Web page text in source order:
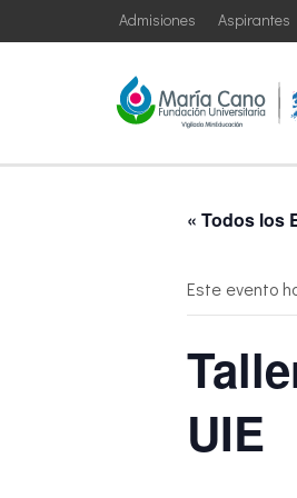
Aspirantes
Admisiones
« Todos los
Este evento
UIE